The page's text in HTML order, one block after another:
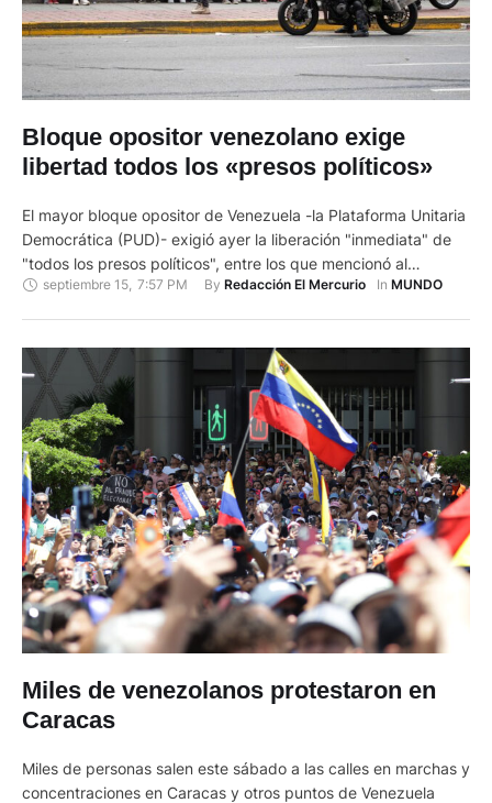
Bloque opositor venezolano exige
libertad todos los «presos políticos»
El mayor bloque opositor de Venezuela -la Plataforma Unitaria
Democrática (PUD)- exigió ayer la liberación "inmediata" de
"todos los presos políticos", entre los que mencionó al
exdiputado Freddy Superlano, detenido el 30 de julio.
políticos en Venezuela …
septiembre 15 7:57 PM By Redacción El Mercurio In MUNDO
Miles de venezolanos protestaron en
Caracas
Miles de personas salen este sábado a las calles en marchas y
concentraciones en Caracas y otros puntos de Venezuela